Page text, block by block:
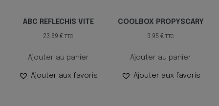
ABC REFLECHIS VITE
23.69€ TTC
Ajouter au panier
Ajouter aux favoris
COOLBOX PROPYSCARY
3.95€ TTC
Ajouter au panier
Ajouter aux favoris